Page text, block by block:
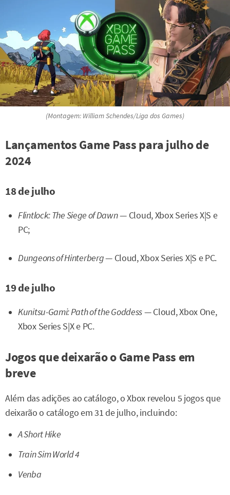
(Montagem: William Schendes/Liga dos Games)
Lançamentos Game Pass para julho de
2024
18 de julho
Flintlock: The Siege of Dawn— Cloud, Xbox Series X|S e
PC;
Dungeons of Hinterberg— Cloud, Xbox Series X|S e PC.
19 de julho
Kunitsu-Gami: Path of the Goddess— Cloud, Xbox One,
Xbox Series S|X e PC.
Jogos que deixarão o Game Pass em
breve
Além das adições ao catálogo, o Xbox revelou 5 jogos que
deixarão o catálogo em 31 de julho, incluindo:
A Short Hike
Train Sim World 4
Venba